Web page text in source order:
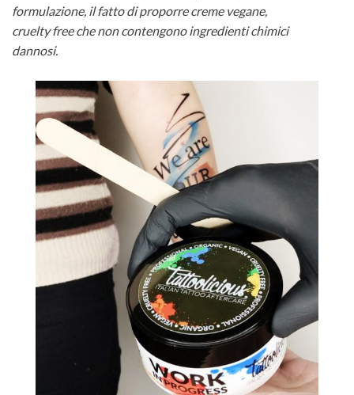
formulazione, il fatto di proporre creme vegane,
cruelty free che non contengono ingredienti chimici
dannosi.